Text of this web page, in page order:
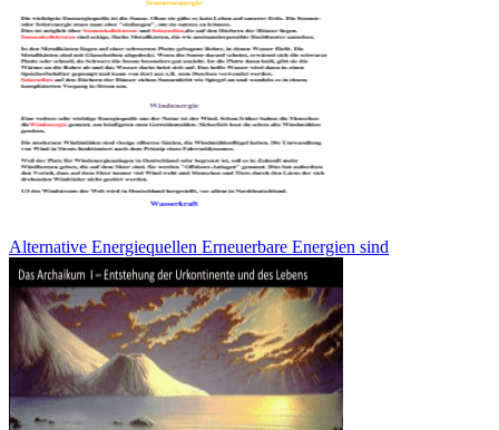
Alternative Energiequellen Erneuerbare Energien sind